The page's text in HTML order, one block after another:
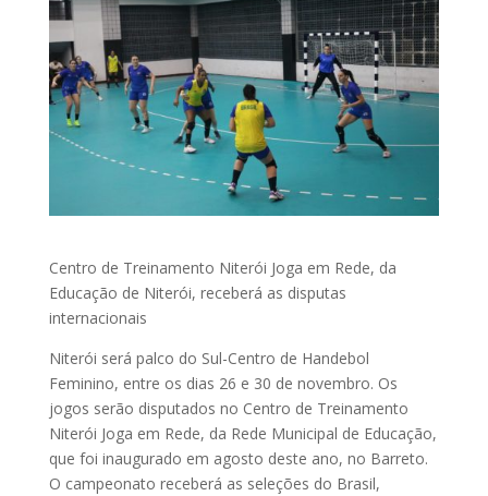
Centro de Treinamento Niterói Joga em Rede, da
Educação de Niterói, receberá as disputas
internacionais
Niterói será palco do Sul-Centro de Handebol
Feminino, entre os dias 26 e 30 de novembro. Os
jogos serão disputados no Centro de Treinamento
Niterói Joga em Rede, da Rede Municipal de Educação,
que foi inaugurado em agosto deste ano, no Barreto.
O campeonato receberá as seleções do Brasil,